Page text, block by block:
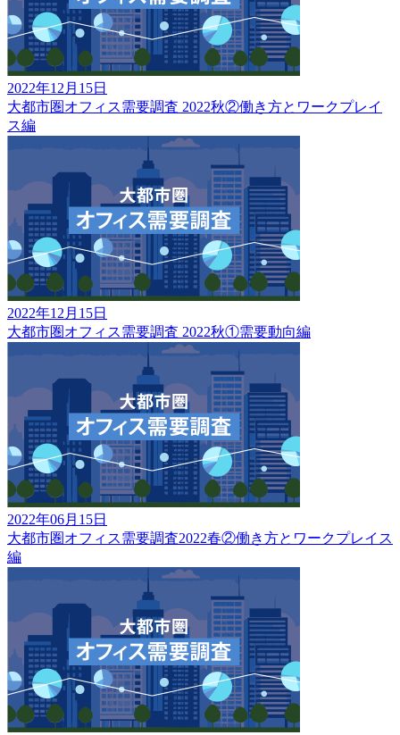
2022年12月15日
大都市圏オフィス需要調査 2022秋②働き方とワークプレイ
ス編
2022年12月15日
大都市圏オフィス需要調査 2022秋①需要動向編
2022年06月15日
大都市圏オフィス需要調査2022春②働き方とワークプレイス
編